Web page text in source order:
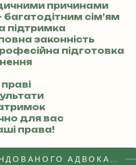
причинами
сім’ям
підтримка
законність
підготовка
для вас
права!
ОТРИМАТИ СТАТУС РЕКОМЕНДОВАНОГО АДВОКАТА